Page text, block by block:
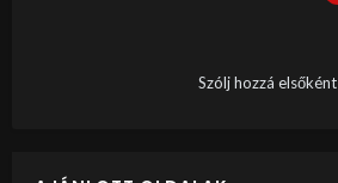
Szólj hozzá elsőként